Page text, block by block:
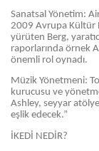
Sanatsal Yönetim:
2009 Avrupa Kültür
yürüten Berg,
raporlarında örnek
önemli rol oynadı.
Müzik Yönetmeni:
kurucusu ve
Ashley, seyyar
eşlik edecek.”
İKEDİ NEDİR?